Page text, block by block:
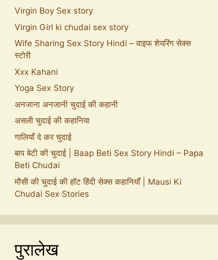
Virgin Boy Sex story
Virgin Girl ki chudai sex story
Wife Sharing Sex Story Hindi – वाइफ शेयरिंग सेक्स
स्टोरी
Xxx Kahani
Yoga Sex Story
अनजाना अनजानी चुदाई की कहानी
असली चुदाई की कहानिया
गालियाँ दे कर चुदाई
बाप बेटी की चुदाई | Baap Beti Sex Story Hindi – Papa
Beti Chudai
मौसी की चुदाई की हॉट हिंदी सेक्स कहानियाँ | Mausi Ki
Chudai Sex Stories
पुरालेख